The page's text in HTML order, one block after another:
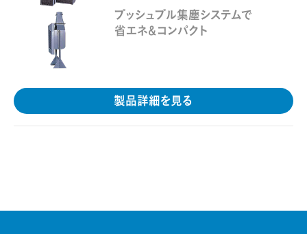
プッシュプル集塵システムで
省エネ＆コンパクト
製品詳細を見る